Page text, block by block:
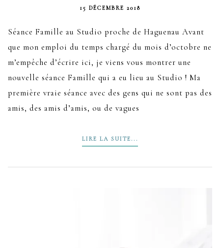
15 DÉCEMBRE 2018
Séance Famille au Studio proche de Haguenau Avant
que mon emploi du temps chargé du mois d’octobre ne
m’empêche d’écrire ici, je viens vous montrer une
nouvelle séance Famille qui a eu lieu au Studio ! Ma
première vraie séance avec des gens qui ne sont pas des
amis, des amis d’amis, ou de vagues
LIRE LA SUITE...